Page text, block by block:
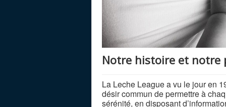
Notre histoire et notre
La Leche League a vu le jour en
désir commun de permettre à
sérénité, en disposant